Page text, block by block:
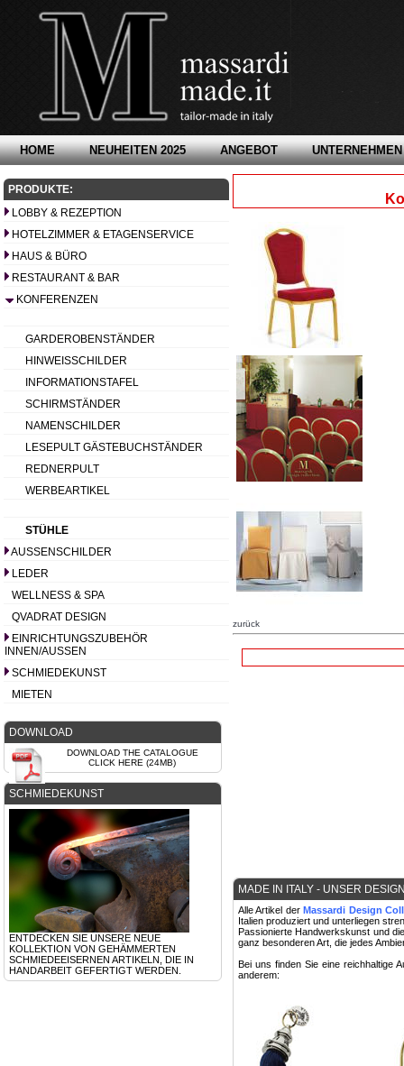
HOME NEUHEITEN 2025 ANGEBOT UNTERNEHMEN
PRODUKTE:
LOBBY & REZEPTION
HOTELZIMMER & ETAGENSERVICE
HAUS & BÜRO
RESTAURANT & BAR
KONFERENZEN
GARDEROBENSTÄNDER
HINWEISSCHILDER
INFORMATIONSTAFEL
SCHIRMSTÄNDER
NAMENSCHILDER
LESEPULT GÄSTEBUCHSTÄNDER
REDNERPULT
WERBEARTIKEL
STÜHLE
AUSSENSCHILDER
LEDER
WELLNESS & SPA
QVADRAT DESIGN
EINRICHTUNGSZUBEHÖR
INNEN/AUSSEN
SCHMIEDEKUNST
MIETEN
DOWNLOAD
DOWNLOAD THE CATALOGUE
CLICK HERE (24MB)
SCHMIEDEKUNST
ENTDECKEN SIE UNSERE NEUE
KOLLEKTION VON GEHÄMMERTEN
SCHMIEDEEISERNEN ARTIKELN, DIE IN
HANDARBEIT GEFERTIGT WERDEN.
zurück
MADE IN ITALY - UNSER
Alle Artikel derMassardi Design
Italien produziert und unterliegen
Passionierte Handwerkskunst und
ganz besonderen Art, die jedes
Bei uns finden Sie eine reichhaltige
anderem: